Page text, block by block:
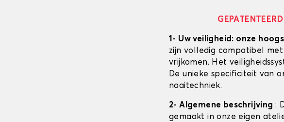
1- Uw veiligheid: onze
zijn volledig compatibel
vrijkomen. Het
De unieke specificiteit van
naaitechniek.
2- Algemene beschrijving :
gemaakt in onze eigen